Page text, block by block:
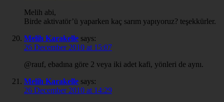
Melih abi,
Birde aktivatör’ü yaparken kaç sarım yapıyoruz? teşekkürler.
Melih Karakelle says:
26 December 2010 at 15:07
@rauf, ebadına göre 2 veya iki adet kafi, yönleri de aynı.
Melih Karakelle says:
26 December 2010 at 14:29